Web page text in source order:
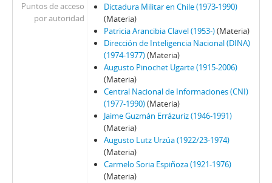
Puntos de acceso
por autoridad
Dictadura Militar en Chile (1973-1990)
(Materia)
Patricia Arancibia Clavel (1953-)(Materia)
Dirección de Inteligencia Nacional (DINA)
(1974-1977)(Materia)
Augusto Pinochet Ugarte (1915-2006)
(Materia)
Central Nacional de Informaciones (CNI)
(1977-1990)(Materia)
Jaime Guzmán Errázuriz (1946-1991)
(Materia)
Augusto Lutz Urzúa (1922/23-1974)
(Materia)
Carmelo Soria Espiñoza (1921-1976)
(Materia)